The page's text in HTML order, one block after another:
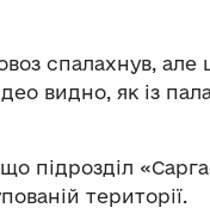
спалахнув,
видно, як із
підрозділ
території.